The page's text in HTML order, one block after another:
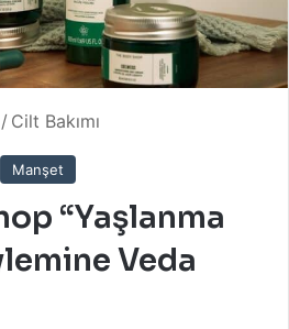
/ Cilt Bakımı
Manşet
“Yaşlanma
Veda